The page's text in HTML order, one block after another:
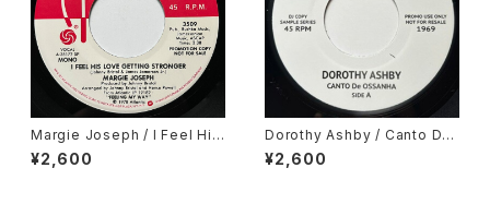
Margie Joseph / I Feel His
Love Getting Stronger
¥2,600
Dorothy Ashby / Canto De
Ossanha, Cause I Need It
¥2,600